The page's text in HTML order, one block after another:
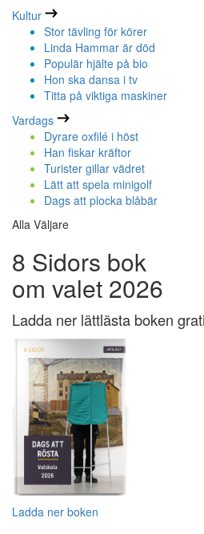
Kultur
Stor tävling för körer
Linda Hammar är död
Populär hjälte på bio
Hon ska dansa i tv
Titta på viktiga maskiner
Vardags
Dyrare oxfilé i höst
Han fiskar kräftor
Turister gillar vädret
Lätt att spela minigolf
Dags att plocka blåbär
Alla Väljare
8 Sidors bok
om valet 2026
Ladda ner lättlästa boken
Ladda ner boken